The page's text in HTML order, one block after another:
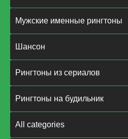
Мужские именные рингтоны
Шансон
Рингтоны из сериалов
Рингтоны на будильник
All categories